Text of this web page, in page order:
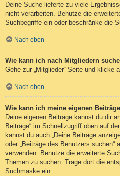
Deine Suche lieferte zu viele
nicht verarbeiten. Benutze die
Suchbegriffe ein oder beschränke die
Nach oben
Wie kann ich nach Mitgliedern
Gehe zur „Mitglieder“-Seite und klicke
Nach oben
Wie kann ich meine eigenen
Deine eigenen Beiträge kannst du dir
Beiträge“ im Schnellzugriff oben auf
kannst du auch „Deine Beiträge
oder „Beiträge des Benutzers suchen“
verwenden. Benutze die erweiterte
Themen zu suchen. Trage dort die
Suchmaske ein.